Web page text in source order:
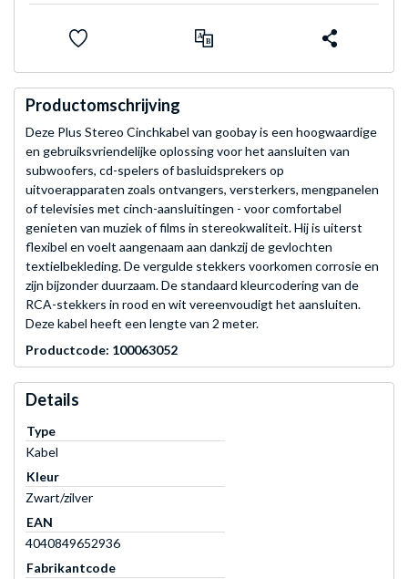
Productomschrijving
Deze Plus Stereo Cinchkabel van goobay is een hoogwaardige
en gebruiksvriendelijke oplossing voor het aansluiten van
subwoofers, cd-spelers of basluidsprekers op
uitvoerapparaten zoals ontvangers, versterkers, mengpanelen
of televisies met cinch-aansluitingen - voor comfortabel
genieten van muziek of films in stereokwaliteit. Hij is uiterst
flexibel en voelt aangenaam aan dankzij de gevlochten
textielbekleding. De vergulde stekkers voorkomen corrosie en
zijn bijzonder duurzaam. De standaard kleurcodering van de
RCA-stekkers in rood en wit vereenvoudigt het aansluiten.
Deze kabel heeft een lengte van 2 meter.
Productcode: 100063052
Details
Type
Kabel
Kleur
Zwart/zilver
EAN
4040849652936
Fabrikantcode